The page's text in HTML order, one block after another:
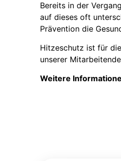
Bereits in der
auf dieses oft
Prävention die
Hitzeschutz ist für
unserer
Weitere